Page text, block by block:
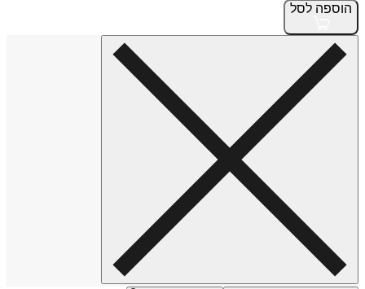
הוספה לסל